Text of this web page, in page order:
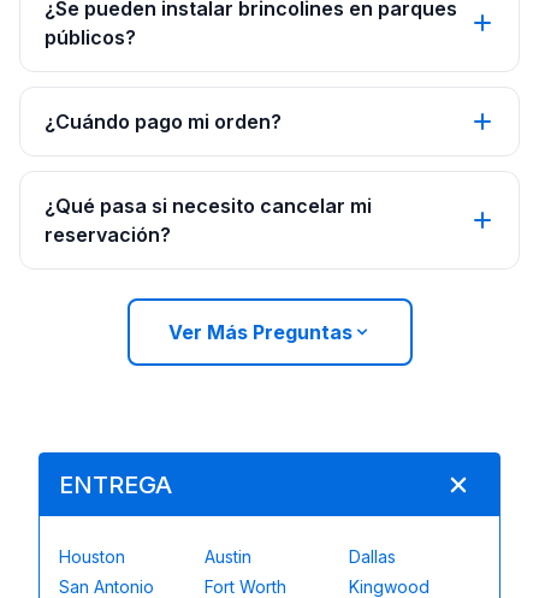
¿Se pueden instalar brincolines en parques
públicos?
¿Cuándo pago mi orden?
¿Qué pasa si necesito cancelar mi
reservación?
Ver Más Preguntas
ENTREGA
Houston Austin
Dallas
San Antonio
Fort Worth
Kingwood